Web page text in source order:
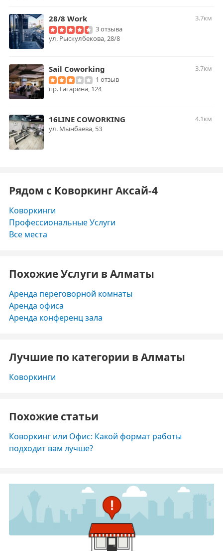
28/8 Work
3.7км
3 отзыва
ул. Рыскулбекова, 28/8
Sail Coworking
3.7км
1 отзыв
пр. Гагарина, 124
16LINE COWORKING
4.1км
ул. Мынбаева, 53
Рядом с Коворкинг Аксай-4
Коворкинги
Профессиональные Услуги
Все места
Похожие Услуги в Алматы
Аренда переговорной комнаты
Аренда офиса
Аренда конференц зала
Лучшие по категории в Алматы
Коворкинги
Похожие статьи
Коворкинг или Офис: Какой формат работы
подходит вам лучше?